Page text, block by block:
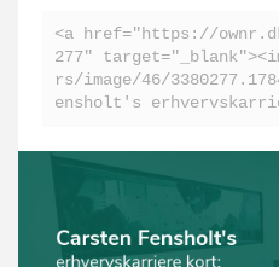
<a href="https://
277"
rs/image/46/
ensholt's